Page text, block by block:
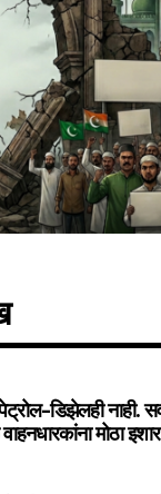
डिझेलही नाही.
मोठा